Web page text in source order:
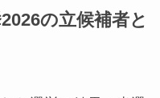
の立候補者と